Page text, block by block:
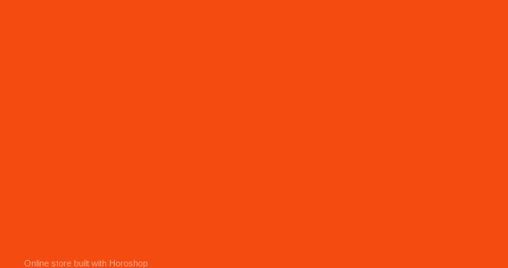
Online store built with Horoshop